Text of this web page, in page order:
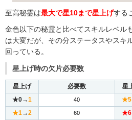
至高秘霊は最大で星10まで星上げする
金色以下の秘霊と比べてスキルレベル
は大変だが、その分ステータスやスキ
回っている。
星上げ時の欠片必要数
星上げ 必要数 星
★0→1 40 ★5
★1→2 60 ★6